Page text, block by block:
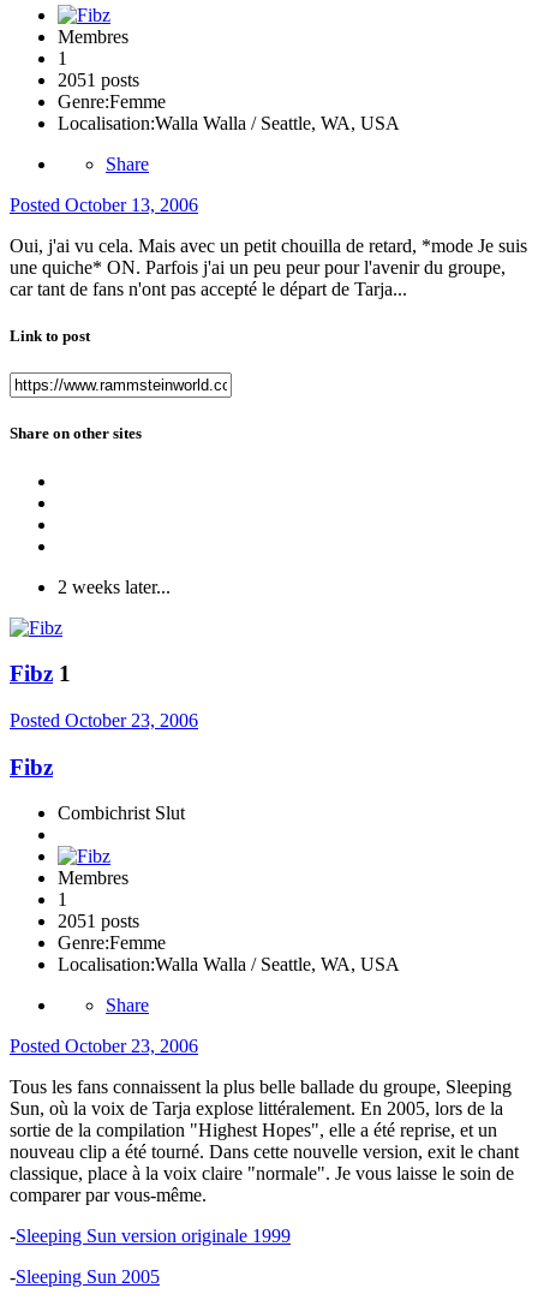
Membres
1
2051 posts
Genre:Femme
Localisation:Walla Walla / Seattle, WA, USA
Share
Posted October 13, 2006
Oui, j'ai vu cela. Mais avec un petit chouilla de retard, *mode Je suis
une quiche* ON. Parfois j'ai un peu peur pour l'avenir du groupe,
car tant de fans n'ont pas accepté le départ de Tarja...
Link to post
Share on other sites
2 weeks later...
Fibz 1
Posted October 23, 2006
Fibz
Combichrist Slut
Membres
1
2051 posts
Genre:Femme
Localisation:Walla Walla / Seattle, WA, USA
Share
Posted October 23, 2006
Tous les fans connaissent la plus belle ballade du groupe, Sleeping
Sun, où la voix de Tarja explose littéralement. En 2005, lors de la
sortie de la compilation "Highest Hopes", elle a été reprise, et un
nouveau clip a été tourné. Dans cette nouvelle version, exit le chant
classique, place à la voix claire "normale". Je vous laisse le soin de
comparer par vous-même.
-Sleeping Sun version originale 1999
-Sleeping Sun 2005